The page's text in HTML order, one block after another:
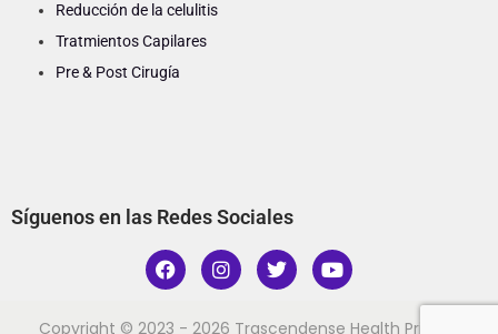
Reducción de la celulitis
Tratmientos Capilares
Pre & Post Cirugía
Síguenos en las Redes Sociales
Copyright © 2023 - 2026 Trascendense Health Privacy